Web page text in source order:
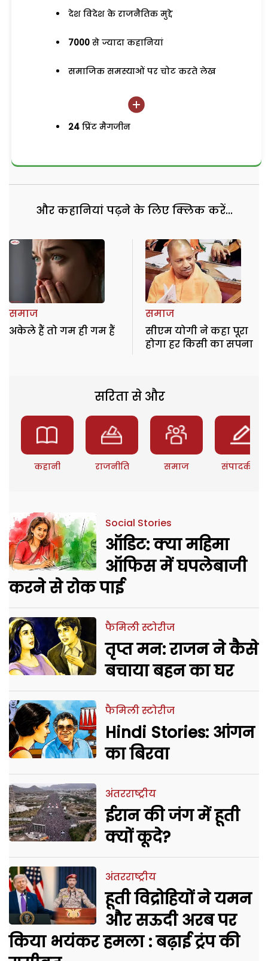
देश विदेश के राजनैतिक मुद्दे
7000 से ज्यादा कहानियां
समाजिक समस्याओं पर चोट करते लेख
24 प्रिंट मैगजीन
और कहानियां पढ़ने के लिए क्लिक करें...
समाज
अकेले हैं तो गम ही गम हैं
समाज
सीएम योगी ने कहा पूरा
होगा हर किसी का सपना
सरिता से और
कहानी राजनीति समाज संपादकीय
Social Stories
ऑडिट: क्या महिमा
ऑफिस में घपलेबाजी
करने से रोक पाई
फैमिली स्टोरीज
तृप्त मन: राजन ने कैसे
बचाया बहन का घर
फैमिली स्टोरीज
Hindi Stories: आंगन
का बिरवा
अंतरराष्ट्रीय
ईरान की जंग में हूती
क्यों कूदे?
अंतरराष्ट्रीय
हूती विद्रोहियों ने यमन
और सऊदी अरब पर
किया भयंकर हमला : बढ़ाई ट्रंप की